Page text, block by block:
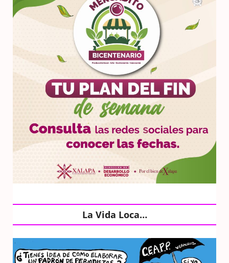
La Vida Loca…